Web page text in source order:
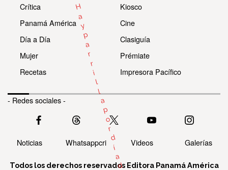
H
a
y
p
a
r
r
i
l
l
a
p
o
r
d
í
a
d
Crítica
Panamá América
Día a Día
Mujer
Recetas
Kiosco
Cine
Clasiguía
Prémiate
Impresora Pacífico
- Redes sociales -
Noticias Whatsappcri Videos Galerías
Todos los derechos reservados Editora Panamá América